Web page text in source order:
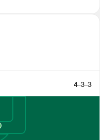
4-3-3